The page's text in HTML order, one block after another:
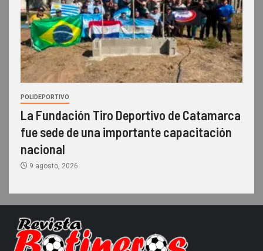
POLIDEPORTIVO
La Fundación Tiro Deportivo de Catamarca
fue sede de una importante capacitación
nacional
9 agosto, 2026